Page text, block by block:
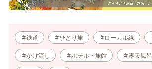
鉄道 ひとり旅 ローカル線
かけ流し ホテル・旅館 露天風呂